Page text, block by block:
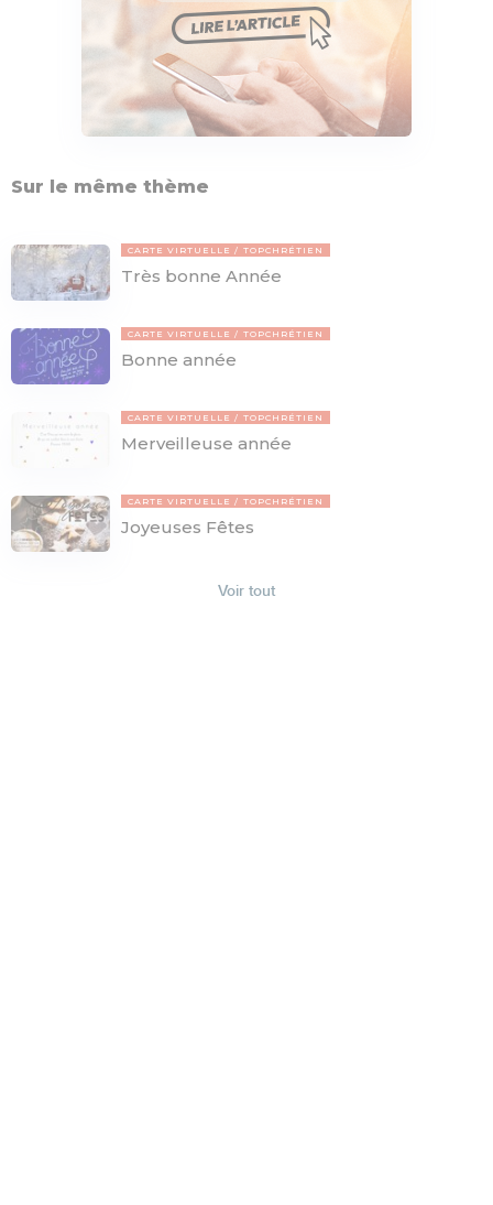
Sur le même thème
CARTE VIRTUELLE TOPCHRÉTIEN
Très bonne Année
CARTE VIRTUELLE TOPCHRÉTIEN
Bonne année
CARTE VIRTUELLE TOPCHRÉTIEN
Merveilleuse année
CARTE VIRTUELLE TOPCHRÉTIEN
Joyeuses Fêtes
Voir tout